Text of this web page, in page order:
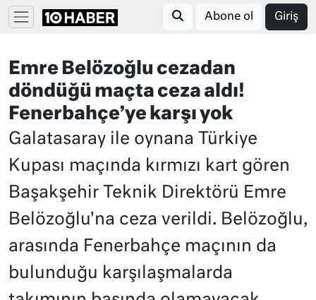
Abone ol Giriş
Emre Belözoğlu cezadan
döndüğü maçta ceza aldı!
Fenerbahçe’ye karşı yok
Galatasaray ile oynana Türkiye
Kupası maçında kırmızı kart gören
Başakşehir Teknik Direktörü Emre
Belözoğlu'na ceza verildi. Belözoğlu,
arasında Fenerbahçe maçının da
bulunduğu karşılaşmalarda